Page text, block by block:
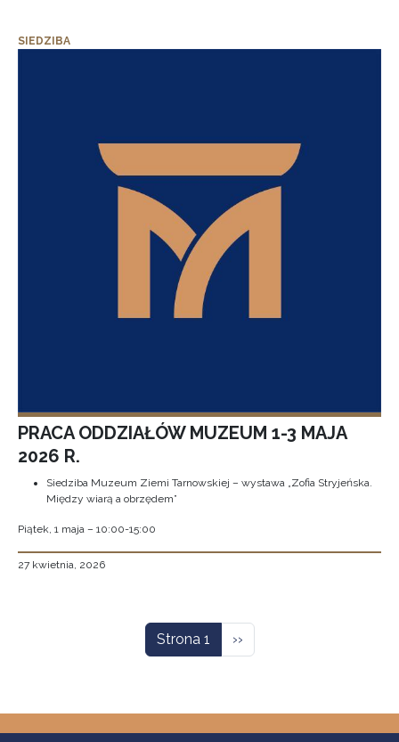
SIEDZIBA
PRACA ODDZIAŁÓW MUZEUM 1-3 MAJA
2026 R.
Siedziba Muzeum Ziemi Tarnowskiej – wystawa „Zofia Stryjeńska.
Między wiarą a obrzędem”
Piątek, 1 maja – 10:00-15:00
27 kwietnia, 2026
Strona 1 Następna strona
››